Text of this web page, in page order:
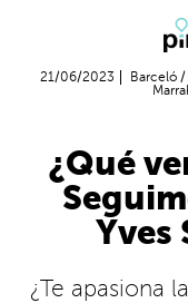
21/06/2023 Barceló /
¿Qué
Yves
¿Te apasiona